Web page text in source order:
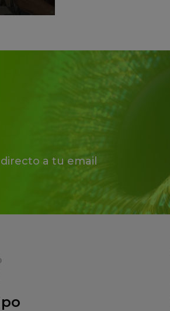
a tu email